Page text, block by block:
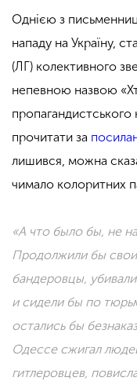
Однією з
нападу на Україну,
(ЛГ) колективного
непевною назвою
пропагандистського
прочитати за
лишився, можна
чимало колоритних
«А что было бы, не
Продолжили бы
бандеровцы,
и сидели бы по
остались бы
Одессе сжигал
гитлеровцев,